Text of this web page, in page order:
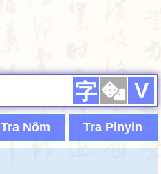
字 V
Tra Nôm Tra Pinyin